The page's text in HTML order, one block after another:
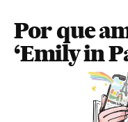
Por que
‘Emily in